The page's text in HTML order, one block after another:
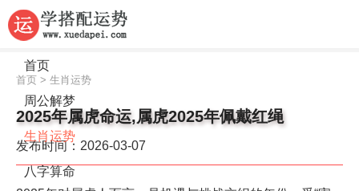
首页
周公解梦
生肖运势
八字算命
首页 > 生肖运势
2025年属虎命运,属虎2025年佩戴红绳
发布时间：2026-03-07